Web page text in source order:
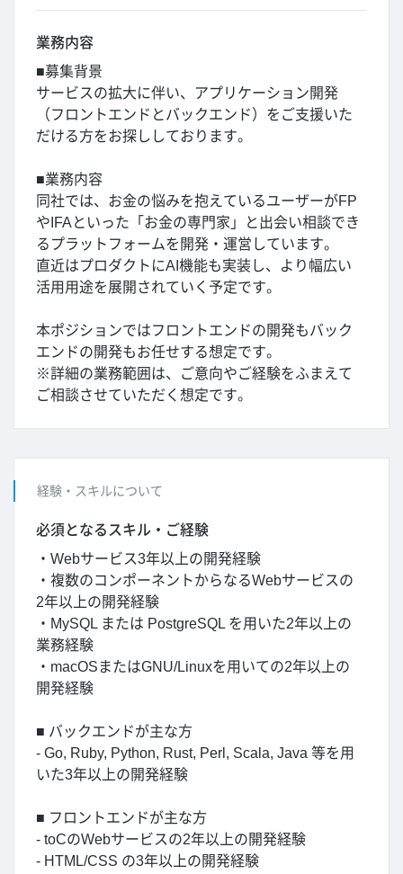
業務内容
■募集背景
サービスの拡大に伴い、アプリケーション開発
（フロントエンドとバックエンド）をご支援いた
だける方をお探ししております。
■業務内容
同社では、お金の悩みを抱えているユーザーがFP
やIFAといった「お金の専門家」と出会い相談でき
るプラットフォームを開発・運営しています。
直近はプロダクトにAI機能も実装し、より幅広い
活用用途を展開されていく予定です。
本ポジションではフロントエンドの開発もバック
エンドの開発もお任せする想定です。
※詳細の業務範囲は、ご意向やご経験をふまえて
ご相談させていただく想定です。
経験・スキルについて
必須となるスキル・ご経験
・Webサービス3年以上の開発経験
・複数のコンポーネントからなるWebサービスの
2年以上の開発経験
・MySQL または PostgreSQL を用いた2年以上の
業務経験
・macOSまたはGNU/Linuxを用いての2年以上の
開発経験
■ バックエンドが主な方
- Go, Ruby, Python, Rust, Perl, Scala, Java 等を用
いた3年以上の開発経験
■ フロントエンドが主な方
- toCのWebサービスの2年以上の開発経験
- HTML/CSS の3年以上の開発経験